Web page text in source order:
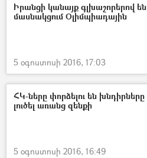
Իրանցի կանայք գլխաշորերով են
մասնակցում Օլիմպիադային
5 օգոստոսի 2016, 17:03
ՀԿ-ները փորձելու են խնդիրները
լուծել առանց զենքի
5 օգոստոսի 2016, 16:49